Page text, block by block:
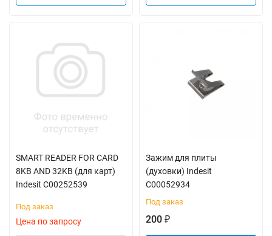
SMART READER FOR CARD
8KB AND 32KB (для карт)
Indesit C00252539
Под заказ
Цена по запросу
Зажим для плиты
(духовки) Indesit
C00052934
Под заказ
200 ₽